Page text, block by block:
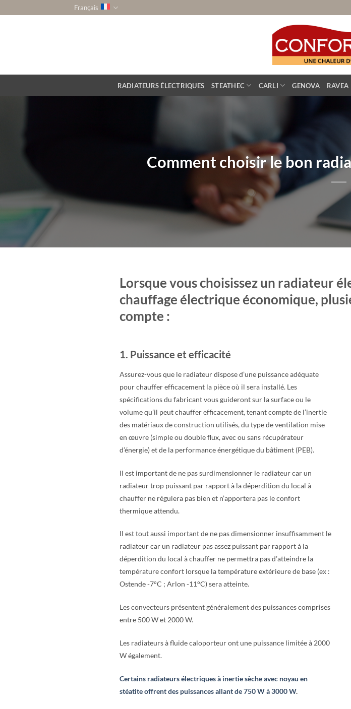
au
Français
RADIATEURS ÉLECTRIQUES STEATHEC CARLI GENOVA RAVEA
Comment choisir le bon
Lorsque vous choisissez un radiateur
chauffage électrique économique,
compte :
1. Puissance et efficacité
Assurez-vous que le radiateur dispose d’une puissance adéquate
pour chauffer efficacement la pièce où il sera installé. Les
spécifications du fabricant vous guideront sur la surface ou le
volume qu’il peut chauffer efficacement, tenant compte de l’inertie
des matériaux de construction utilisés, du type de ventilation mise
en œuvre (simple ou double flux, avec ou sans récupérateur
d’énergie) et de la performance énergétique du bâtiment (PEB).
Il est important de ne pas surdimensionner le radiateur car un
radiateur trop puissant par rapport à la déperdition du local à
chauffer ne régulera pas bien et n’apportera pas le confort
thermique attendu.
Il est tout aussi important de ne pas dimensionner insuffisamment le
radiateur car un radiateur pas assez puissant par rapport à la
déperdition du local à chauffer ne permettra pas d’atteindre la
température confort lorsque la température extérieure de base (ex :
Ostende -7°C ; Arlon -11°C) sera atteinte.
Les convecteurs présentent généralement des puissances comprises
entre 500 W et 2000 W.
Les radiateurs à fluide caloporteur ont une puissance limitée à 2000
W également.
Certains radiateurs électriques à inertie sèche avec noyau en
stéatite offrent des puissances allant de 750 W à 3000 W.